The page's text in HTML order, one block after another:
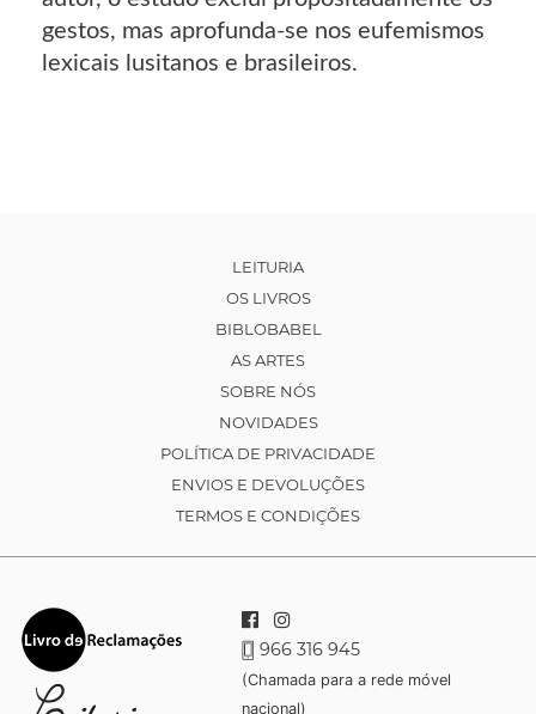
gestos, mas aprofunda-se nos eufemismos
lexicais lusitanos e brasileiros.
LEITURIA
OS LIVROS
BIBLOBABEL
AS ARTES
SOBRE NÓS
NOVIDADES
POLÍTICA DE PRIVACIDADE
ENVIOS E DEVOLUÇÕES
TERMOS E CONDIÇÕES
966 316 945
(Chamada para a rede móvel
nacional)